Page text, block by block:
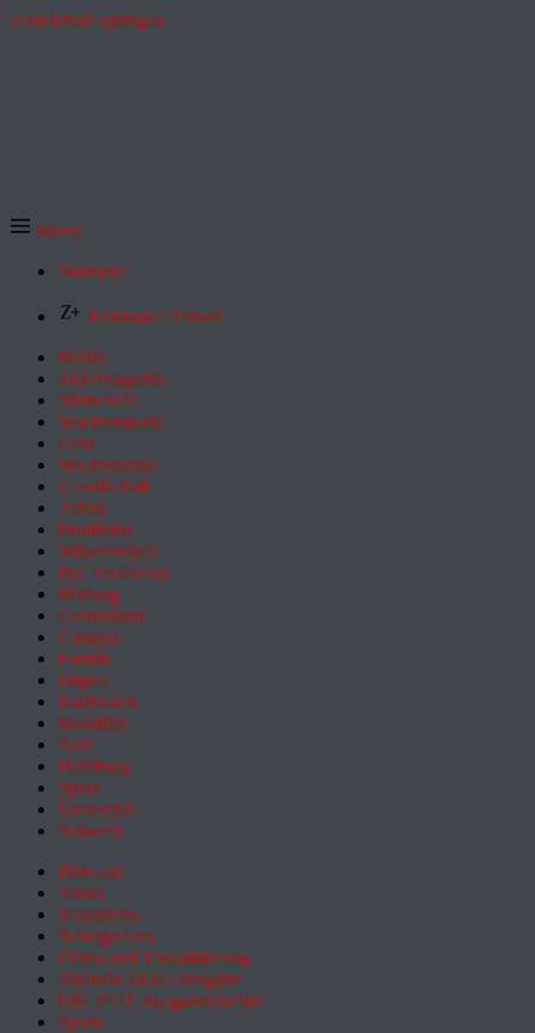
Zum Inhalt springen
Menü
Startseite
Exklusive Artikel
Politik
ZEITmagazin
Wirtschaft
Wochenmarkt
Geld
Wochenende
Gesellschaft
Arbeit
Feuilleton
Wissenschaft
Pol. Feuilleton
Bildung
Gesundheit
Campus
Familie
Digital
Entdecken
Mobilität
Sinn
Hamburg
Sport
Österreich
Schweiz
Podcasts
Video
Newsletter
Schlagzeilen
Daten und Visualisierung
Aktuelle ZEIT-Ausgabe
DIE ZEIT Ausgabenarchiv
Spiele